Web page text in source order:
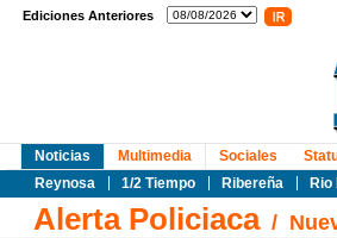
Ediciones Anteriores
Noticias
Reynosa
1/2 Tiempo Ribereña
Multimedia Sociales
Alerta Policiaca/